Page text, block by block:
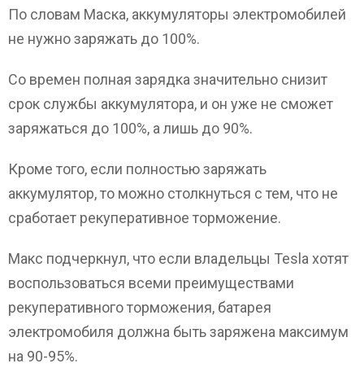
По словам Маска, аккумуляторы электромобилей
не нужно заряжать до 100%.
Со времен полная зарядка значительно снизит
срок службы аккумулятора, и он уже не сможет
заряжаться до 100%, а лишь до 90%.
Кроме того, если полностью заряжать
аккумулятор, то можно столкнуться с тем, что не
сработает рекуперативное торможение.
Макс подчеркнул, что если владельцы Tesla хотят
воспользоваться всеми преимуществами
рекуперативного торможения, батарея
электромобиля должна быть заряжена максимум
на 90-95%.